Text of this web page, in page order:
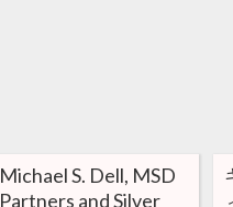
Michael S. Dell, MSD
Partners and Silver